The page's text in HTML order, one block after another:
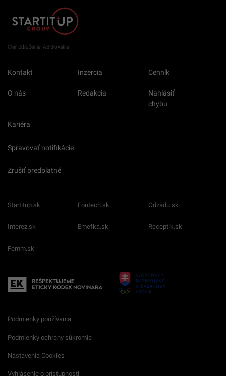
Člen združenia IAB Slovakia
Kontakt Inzercia Cenník
O nás Redakcia
Nahlásiť
chybu
Kariéra
Spravovať notifikácie
Zrušiť predplatné
Startitup.sk Fontech.sk Odzadu.sk
Interez.sk Emefka.sk Receptik.sk
Femm.sk
Podmienky používania
Podmienky ochrany súkromia
Nastavenia Cookies
Vyhlásenie o prístupnosti